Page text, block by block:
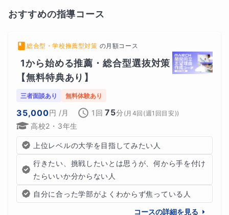
おすすめの指導コース
総合型・学校推薦型対策 の月額コース
1から始める推薦・総合型選抜対策
【無料特典あり】
三者面談あり 無料体験あり
35,000円 /月 1回 75分 ( 月4回(週1回目安))
高校2・3年生
上位レベルの大学を目指してみたい人
行きたい、挑戦したいとは思うが、何から手を付け
たらいいか分からない人
自分に合った学部がよくわからず焦っている人
コースの詳細を見る